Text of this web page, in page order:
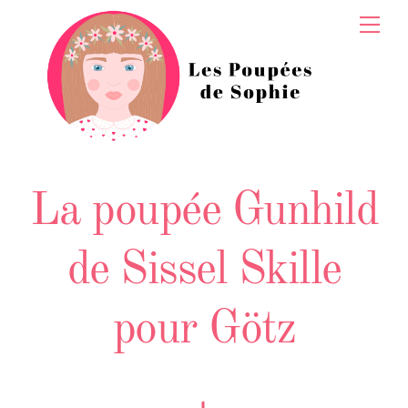
content
La poupée Gunhild
de Sissel Skille
pour Götz